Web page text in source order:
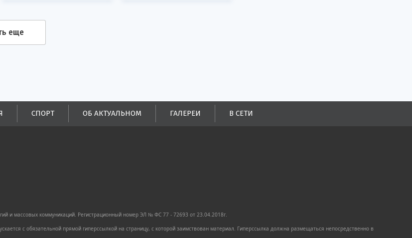
еще
СПОРТ ОБ АКТУАЛЬНОМ ГАЛЕРЕИ В СЕТИ
и массовых коммуникаций. Регистрационный номер ЭЛ № ФС 77 - 72693 от 23.04.2018г.
с обязательной прямой гиперссылкой на страницу, с которой заимствован материал. Гиперссылка должна размещаться непосредственно в